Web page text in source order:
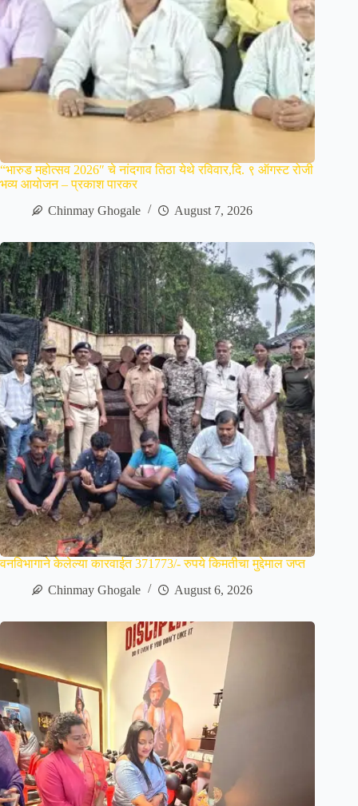
“भारुड महोत्सव 2026″ चे नांदगाव तिठा येथे रविवार,दि. ९ ऑगस्ट रोजी
भव्य आयोजन – प्रकाश पारकर
Chinmay Ghogale
August 7, 2026
वनविभागाने केलेल्या कारवाईत 371773/- रुपये किमतीचा मुद्देमाल जप्त
Chinmay Ghogale
August 6, 2026